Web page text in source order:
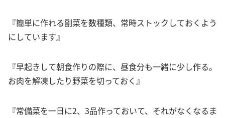
『簡単に作れる副菜を数種類、常時ストックしておくよう
にしています』
『早起きして朝食作りの際に、昼食分も一緒に少し作る。
お肉を解凍したり野菜を切っておく』
『常備菜を一日に2、3品作っておいて、それがなくなるま